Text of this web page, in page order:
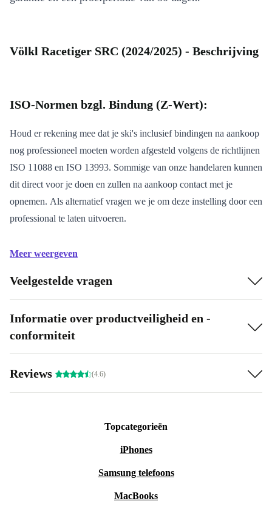
Völkl Racetiger SRC (2024/2025) - Beschrijving
ISO-Normen bzgl. Bindung (Z-Wert):
Houd er rekening mee dat je ski's inclusief bindingen na aankoop
nog professioneel moeten worden afgesteld volgens de richtlijnen
ISO 11088 en ISO 13993. Sommige van onze handelaren kunnen
dit direct voor je doen en zullen na aankoop contact met je
opnemen. Als alternatief vragen we je om deze instelling door een
professional te laten uitvoeren.
Meer weergeven
Veelgestelde vragen
Informatie over productveiligheid en -
conformiteit
Reviews (4.6)
Topcategorieën
iPhones
Samsung telefoons
MacBooks